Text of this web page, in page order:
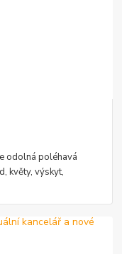
odolná poléhavá
květy, výskyt,